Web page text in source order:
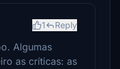
1 Reply
Algumas
as críticas: as